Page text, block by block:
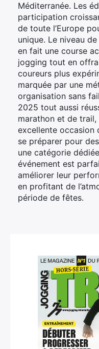
Méditerranée. Les
participation
de toute l’Europe
unique. Le niveau
en fait une course
jogging tout en
coureurs plus
marquée par une
organisation sans
2025 tout aussi
marathon et de
excellente occasion
se préparer pour
une catégorie
événement est
améliorer leur
en profitant de
période de fêtes.